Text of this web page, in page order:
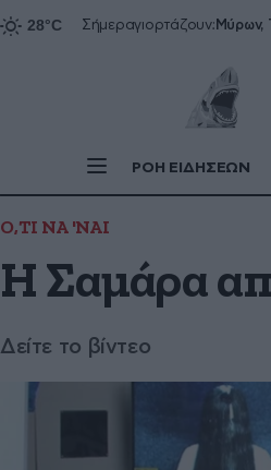
Σήμεραγιορτάζουν:
ΡΟΗ ΕΙΔΗΣΕΩΝ
Ο,ΤΙ ΝΑ 'ΝΑΙ
Η Σαμάρα
Δείτε το βίντεο